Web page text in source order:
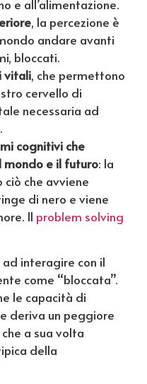
e all’alimentazione.
, la percezione è
andare avanti
bloccati.
vitali, che permettono
cervello di
necessaria ad
cognitivi che
mondo e il futuro: la
che avviene
di nero e viene
Il problem solving
interagire con il
come “bloccata”.
le capacità di
deriva un peggiore
a sua volta
della